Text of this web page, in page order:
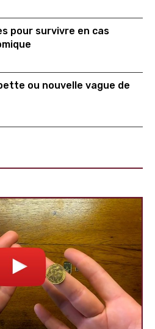
pour survivre en cas
ou nouvelle vague de